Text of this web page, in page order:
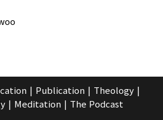
Publication
Theology
Meditation The Podcast